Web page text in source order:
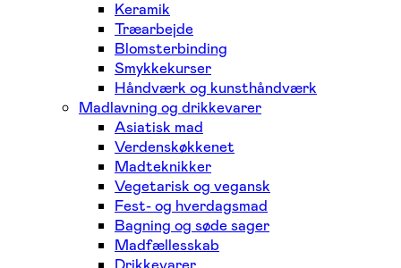
Keramik
Træarbejde
Blomsterbinding
Smykkekurser
Håndværk og kunsthåndværk
Madlavning og drikkevarer
Asiatisk mad
Verdenskøkkenet
Madteknikker
Vegetarisk og vegansk
Fest- og hverdagsmad
Bagning og søde sager
Madfællesskab